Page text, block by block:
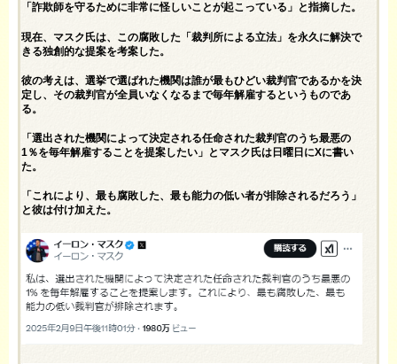
「詐欺師を守るために非常に怪しいことが起こっている」と指摘した。
現在、マスク氏は、この腐敗した「裁判所による立法」を永久に解決で
きる独創的な提案を考案した。
彼の考えは、選挙で選ばれた機関は誰が最もひどい裁判官であるかを決
定し、その裁判官が全員いなくなるまで毎年解雇するというものであ
る。
「選出された機関によって決定される任命された裁判官のうち最悪の
1％を毎年解雇することを提案したい」とマスク氏は日曜日にXに書い
た。
「これにより、最も腐敗した、最も能力の低い者が排除されるだろう」
と彼は付け加えた。